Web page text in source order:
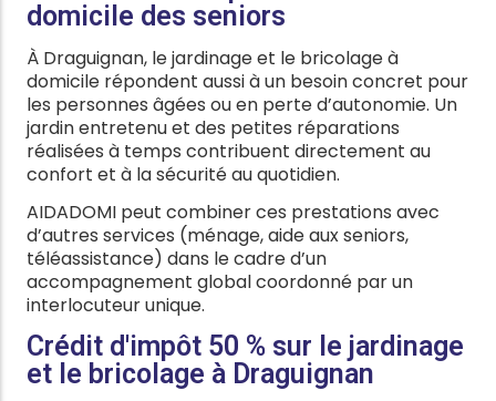
domicile des seniors
À Draguignan, le jardinage et le bricolage à
domicile répondent aussi à un besoin concret pour
les personnes âgées ou en perte d’autonomie. Un
jardin entretenu et des petites réparations
réalisées à temps contribuent directement au
confort et à la sécurité au quotidien.
AIDADOMI peut combiner ces prestations avec
d’autres services (ménage, aide aux seniors,
téléassistance) dans le cadre d’un
accompagnement global coordonné par un
interlocuteur unique.
Crédit d'impôt 50 % sur le jardinage
et le bricolage à Draguignan